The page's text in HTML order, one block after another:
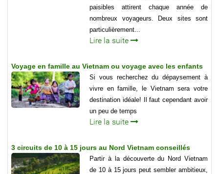
paisibles attirent chaque année de
nombreux voyageurs. Deux sites sont
particulièrement...
Lire la suite
Voyage en famille au Vietnam ou voyage avec les enfants
Si vous recherchez du dépaysement à
vivre en famille, le Vietnam sera votre
destination idéale! Il faut cependant avoir
un peu de temps
Lire la suite
3 circuits de 10 à 15 jours au Nord Vietnam conseillés
Partir à la découverte du Nord Vietnam
de 10 à 15 jours peut sembler ambitieux,